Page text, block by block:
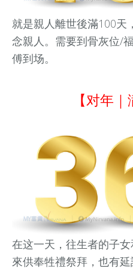
就是親人離世後滿100天
念親人。需要到骨灰位/
傅到场。
【对年｜
在这一天，往生者的子
來供奉牲禮祭拜，也有